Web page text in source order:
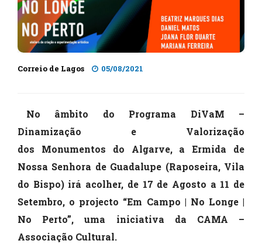
Correio de Lagos 05/08/2021
No âmbito do Programa DiVaM –
Dinamização e Valorização
dos Monumentos do Algarve, a Ermida de
Nossa Senhora de Guadalupe (Raposeira, Vila
do Bispo) irá acolher, de 17 de Agosto a 11 de
Setembro, o projecto “Em Campo | No Longe |
No Perto”, uma iniciativa da CAMA –
Associação Cultural.